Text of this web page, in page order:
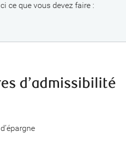
ce que vous devez faire :
d’admissibilité